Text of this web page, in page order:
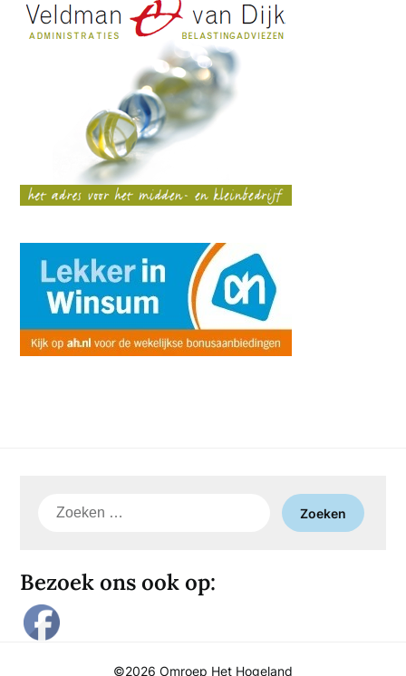
Zoeken
Bezoek ons ook op:
©2026 Omroep Het Hogeland